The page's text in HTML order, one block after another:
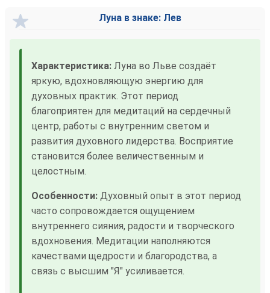
Луна в знаке: Лев
Характеристика: Луна во Льве создаёт
яркую, вдохновляющую энергию для
духовных практик. Этот период
благоприятен для медитаций на сердечный
центр, работы с внутренним светом и
развития духовного лидерства. Восприятие
становится более величественным и
целостным.
Особенности: Духовный опыт в этот период
часто сопровождается ощущением
внутреннего сияния, радости и творческого
вдохновения. Медитации наполняются
качествами щедрости и благородства, а
связь с высшим "Я" усиливается.